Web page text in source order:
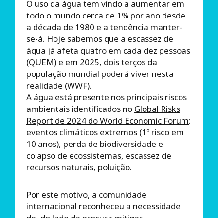
O uso da água tem vindo a aumentar em
todo o mundo cerca de 1% por ano desde
a década de 1980 e a tendência manter-
se-á. Hoje sabemos que a escassez de
água já afeta quatro em cada dez pessoas
(QUEM) e em 2025, dois terços da
população mundial poderá viver nesta
realidade (WWF).
A água está presente nos principais riscos
ambientais identificados no Global Risks
Report de 2024 do World Economic Forum:
eventos climáticos extremos (1º risco em
10 anos), perda de biodiversidade e
colapso de ecossistemas, escassez de
recursos naturais, poluição.
Por este motivo, a comunidade
internacional reconheceu a necessidade